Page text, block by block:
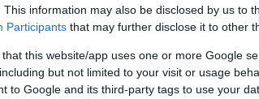
This information may also be disclosed by us to
Participants that may further disclose it to other
that this website/app uses one or more Google
but not limited to your visit or usage
to Google and its third-party tags to use your
energiahatékony gépek,
is .